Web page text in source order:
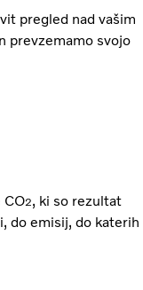
pregled nad vašim
prevzemamo svojo
2, ki so rezultat
do emisij, do katerih